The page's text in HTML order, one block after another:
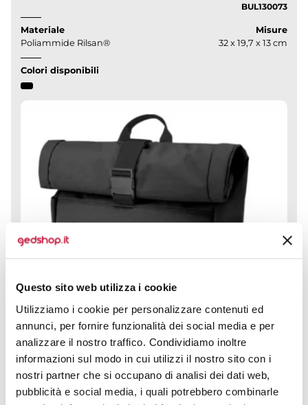
Questo sito web utilizza i cookie
Utilizziamo i cookie per personalizzare contenuti ed
annunci, per fornire funzionalità dei social media e per
analizzare il nostro traffico. Condividiamo inoltre
informazioni sul modo in cui utilizzi il nostro sito con i
nostri partner che si occupano di analisi dei dati web,
pubblicità e social media, i quali potrebbero combinarle
BUL130073
Materiale
Poliammide Rilsan®
Misure
32 x 19,7 x 13 cm
Colori disponibili